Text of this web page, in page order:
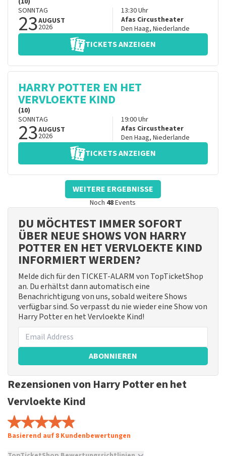
SONNTAG
23AUGUST
2026
13:30Uhr
Afas Circustheater
Den Haag, Niederlande
TICKETS ANZEIGEN
HARRY POTTER EN HET
VERVLOEKTE KIND
(10)
SONNTAG
23AUGUST
2026
19:00Uhr
Afas Circustheater
Den Haag, Niederlande
TICKETS ANZEIGEN
WEITERE ERGEBNISSE
Noch 48Events
DU MÖCHTEST IMMER SOFORT
ÜBER NEUE SHOWS VON HARRY
POTTER EN HET VERVLOEKTE KIND
INFORMIERT WERDEN?
Melde dich für den TICKET-ALARM von TopTicketShop
an. Du erhältst dann automatisch eine
Benachrichtigung von uns, sobald weitere Shows
verfügbar sind. So verpasst du nie wieder eine Show von
Harry Potter en het Vervloekte Kind!
ABONNIEREN
Rezensionen von Harry Potter en het
Vervloekte Kind
Basierend auf 8 Kundenbewertungen